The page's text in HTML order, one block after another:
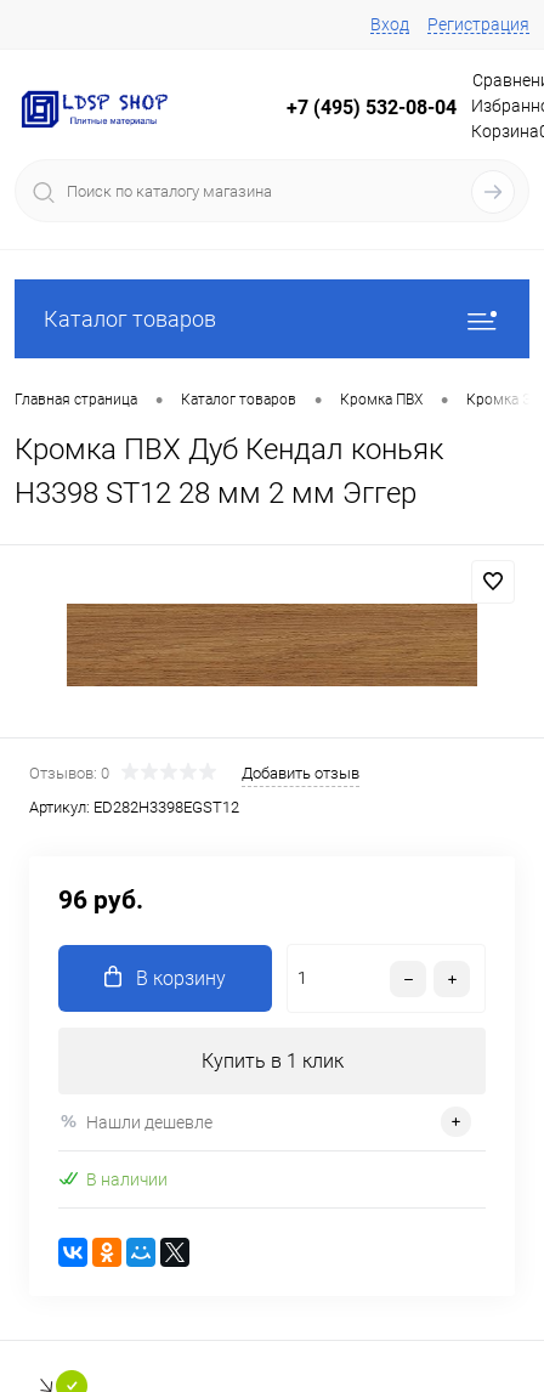
Вход Регистрация
+7 (495) 532-08-04
Корзина
Каталог товаров
Главная страница • Каталог товаров • Кромка ПВХ • Кромка
Кромка ПВХ Дуб Кендал коньяк
Н3398 ST12 28 мм 2 мм Эггер
Отзывов: 0
Добавить отзыв
Артикул: ED282Н3398EGST12
96 руб.
В корзину
Купить в 1 клик
Нашли дешевле
В наличии